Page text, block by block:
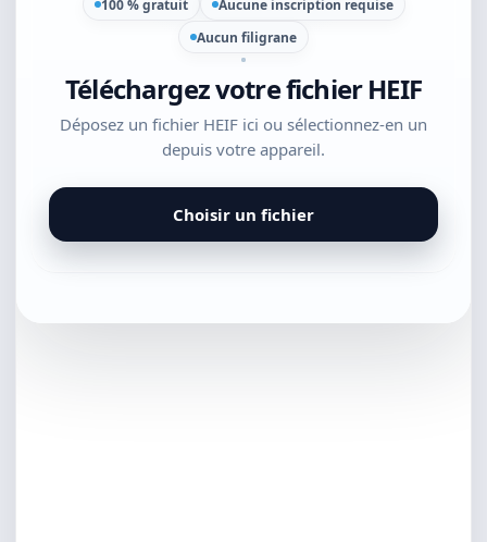
100 % gratuit
Aucune inscription requise
Aucun filigrane
Téléchargez votre fichier HEIF
Déposez un fichier HEIF ici ou sélectionnez-en un
depuis votre appareil.
Choisir un fichier